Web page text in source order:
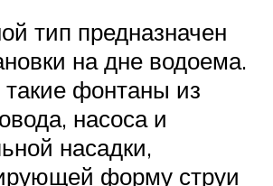
тип предназначен
на дне водоема.
такие фонтаны из
насоса и
насадки,
форму струи